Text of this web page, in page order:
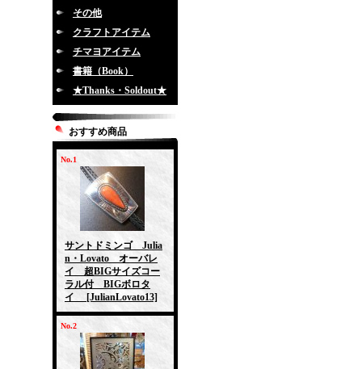
その他
クラフトアイテム
チマヨアイテム
書籍（Book）
★Thanks・Soldout★
おすすめ商品
No.1
サントドミンゴ Julia
n・Lovato オーバレ
イ 超BIGサイズコー
ラル付 BIGボロタ
イ
[JulianLovato13]
No.2